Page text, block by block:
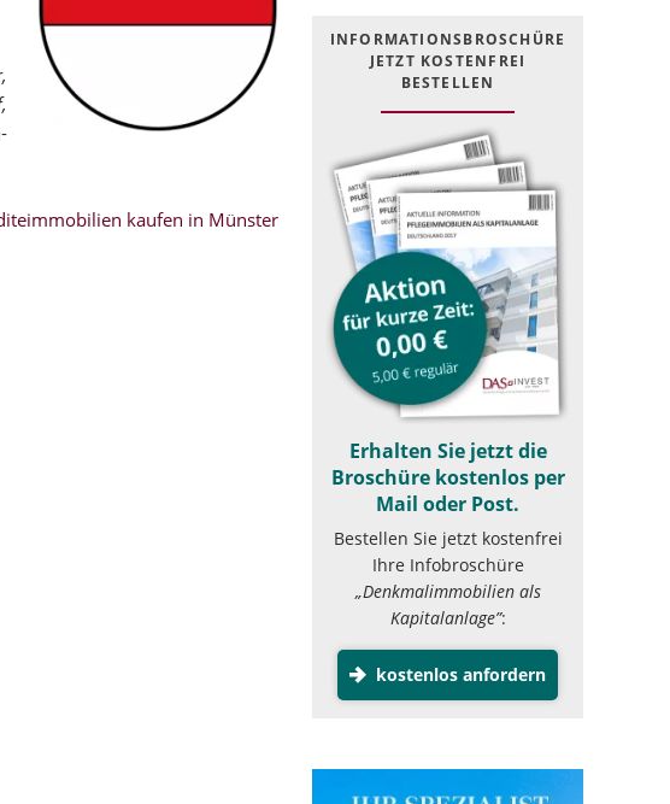
kaufen in Münster
INFOR­MATIONS­BROSCHÜRE
JETZT KOSTEN­FREI
BESTELLEN
Erhalten Sie jetzt die
Broschüre kostenlos per
Mail oder Post.
Bestellen Sie jetzt kostenfrei
Ihre Infobroschüre
„Denkmalimmobilien als
Kapitalanlage”:
kostenlos anfordern